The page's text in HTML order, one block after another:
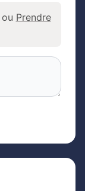
Prendre